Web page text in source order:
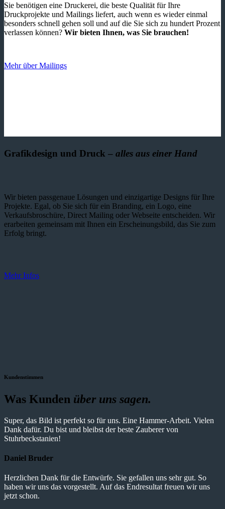
Sie benötigen eine Druckerei, die beste ­Qualität für Ihre
Druckprojekte und Mailings liefert, auch wenn es wieder einmal
besonders schnell gehen soll und auf die Sie sich zu hundert Prozent
verlassen können? Wir bieten Ihnen, was Sie brauchen!
Mehr über Mailings
Grafikdesign und Druck – alles aus einer Hand
Wir bieten passgenaue Lösungen und einzig­artige Designs für Ihre
Projekte. Egal, ob Sie sich für ein Branding, ein Logo, eine
Verkaufsbroschüre, Direct Mailing oder Webseite entscheiden. Wir
erarbeiten gemeinsam mit Ihnen ein Erscheinungsbild, das Sie zum
Erfolg bringt.
Mehr Infos
Kundenstimmen
Was Kunden über uns sagen.
Super, das Bild ist perfekt so für uns. Eine Hammer-Arbeit. Vielen
Dank dafür. Du bist und bleibst der beste Zauberer von
Stuhrbeckstanien!
Daniel Bruder
Herzlichen Dank für die Entwürfe. Sie gefallen uns sehr gut. So
haben wir uns das vorgestellt. Auf das Endresultat freuen wir uns
jetzt schon.